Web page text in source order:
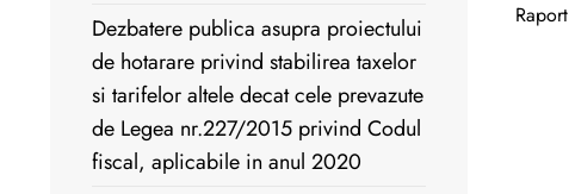
Raport
Dezbatere publica asupra proiectului
de hotarare privind stabilirea taxelor
si tarifelor altele decat cele prevazute
de Legea nr.227/2015 privind Codul
fiscal, aplicabile in anul 2020